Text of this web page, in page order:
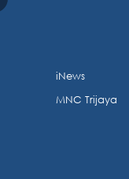
iNews
MNC Trijaya